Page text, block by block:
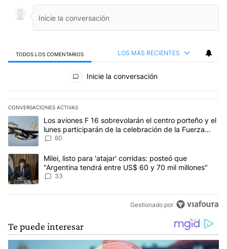
TODOS LOS COMENTARIOS LOS MÁS RECIENTES
Todos los comentarios
Inicie la conversación
CONVERSACIONES ACTIVAS
Este listado muestra los artículos con más comentarios en los
Un artículo de tendencia con el título "Los aviones F 16
Los aviones F 16 sobrevolarán el centro porteño y el
lunes participarán de la celebración de la Fuerza
Aérea
60
Un artículo de tendencia con el título "Milei, listo para 'atajar'
Milei, listo para 'atajar' corridas: posteó que
"Argentina tendrá entre US$ 60 y 70 mil millones"
33
Gestionado por